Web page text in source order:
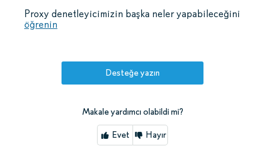
Proxy denetleyicimizin başka neler yapabileceğini
öğrenin
Desteğe yazın
Makale yardımcı olabildi mi?
Evet Hayır